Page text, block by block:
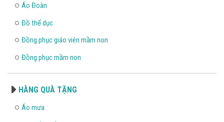
Áo Đoàn
Đồ thể dục
Đồng phục giáo viên mầm non
Đồng phục mầm non
HÀNG QUÀ TẶNG
Áo mưa